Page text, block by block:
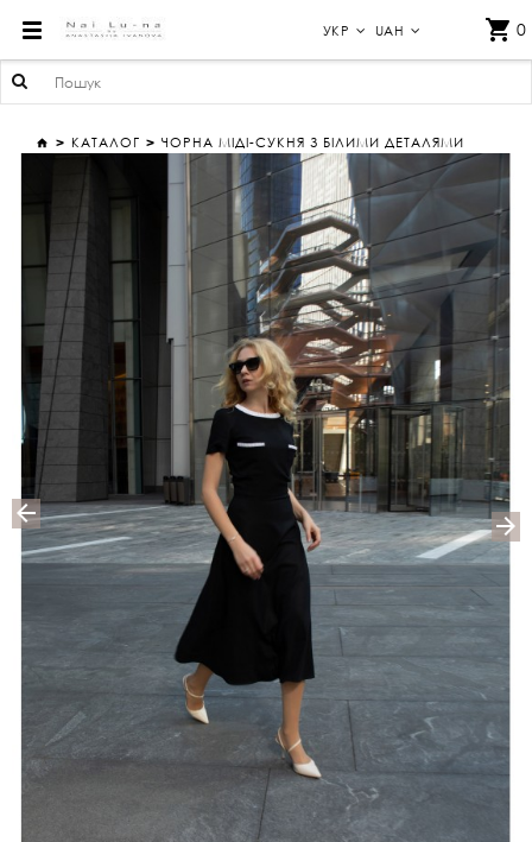
УКР UAH 0
КАТАЛОГ ЧОРНА МІДІ-СУКНЯ З БІЛИМИ ДЕТАЛЯМИ
ЧОРНА МІДІ-СПІДНИЦЯ З РОЗКЛЬОШЕНИМ СИЛУЕТОМ – УКРАЇНСЬКИЙ ДИЗАЙНЕР АНАСТАСІЯ ІВАНОВА УКРАЇНСЬКИЙ ДИЗАЙНЕР